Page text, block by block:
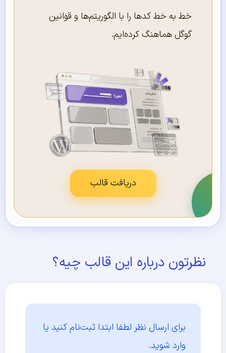
خط به خط کدها را با الگوریتم‌ها و قوانین
گوگل هماهنگ کرده‌ایم.
دریافت قالب
نظرتون درباره این قالب چیه؟
برای ارسال نظر لطفا ابتدا ثبت‌نام کنید یا
وارد شوید.